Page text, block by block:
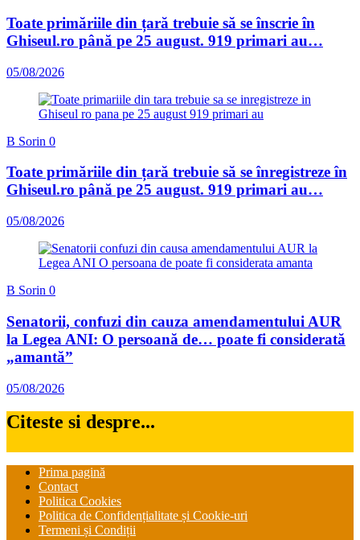
Toate primăriile din țară trebuie să se înscrie în
Ghiseul.ro până pe 25 august. 919 primari au…
05/08/2026
B Sorin 0
Toate primăriile din țară trebuie să se înregistreze în
Ghiseul.ro până pe 25 august. 919 primari au…
05/08/2026
B Sorin 0
Senatorii, confuzi din cauza amendamentului AUR
la Legea ANI: O persoană de… poate fi considerată
„amantă”
05/08/2026
Citeste si despre...
Prima pagină
Contact
Politica Cookies
Politica de Confidențialitate și Cookie-uri
Termeni și Condiții